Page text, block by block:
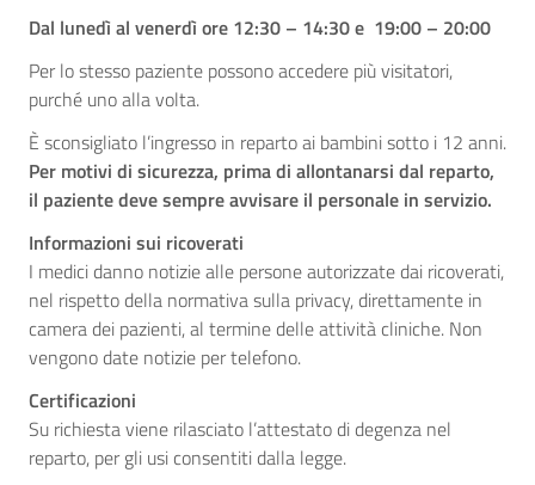
Dal lunedì al venerdì ore 12:30 – 14:30 e 19:00 – 20:00
Per lo stesso paziente possono accedere più visitatori,
purché uno alla volta.
È sconsigliato l’ingresso in reparto ai bambini sotto i 12 anni.
Per motivi di sicurezza, prima di allontanarsi dal reparto,
il paziente deve sempre avvisare il personale in servizio.
Informazioni sui ricoverati
I medici danno notizie alle persone autorizzate dai ricoverati,
nel rispetto della normativa sulla privacy, direttamente in
camera dei pazienti, al termine delle attività cliniche. Non
vengono date notizie per telefono.
Certificazioni
Su richiesta viene rilasciato l’attestato di degenza nel
reparto, per gli usi consentiti dalla legge.